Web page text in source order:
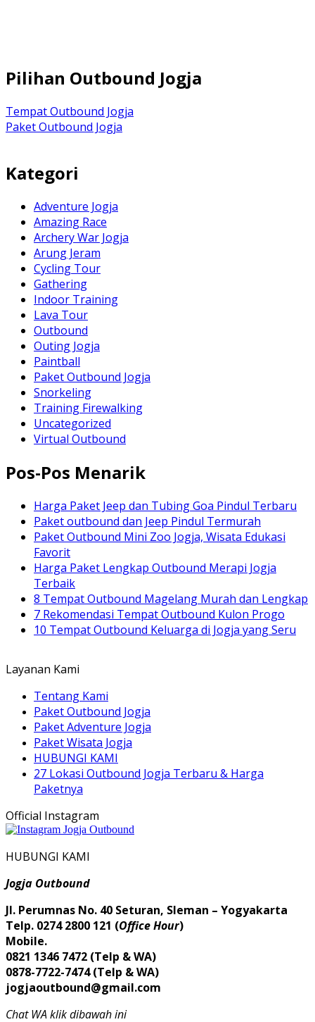
Pilihan Outbound Jogja
Tempat Outbound Jogja
Paket Outbound Jogja
Kategori
Adventure Jogja
Amazing Race
Archery War Jogja
Arung Jeram
Cycling Tour
Gathering
Indoor Training
Lava Tour
Outbound
Outing Jogja
Paintball
Paket Outbound Jogja
Snorkeling
Training Firewalking
Uncategorized
Virtual Outbound
Pos-Pos Menarik
Harga Paket Jeep dan Tubing Goa Pindul Terbaru
Paket outbound dan Jeep Pindul Termurah
Paket Outbound Mini Zoo Jogja, Wisata Edukasi
Favorit
Harga Paket Lengkap Outbound Merapi Jogja
Terbaik
8 Tempat Outbound Magelang Murah dan Lengkap
7 Rekomendasi Tempat Outbound Kulon Progo
10 Tempat Outbound Keluarga di Jogja yang Seru
Layanan Kami
Tentang Kami
Paket Outbound Jogja
Paket Adventure Jogja
Paket Wisata Jogja
HUBUNGI KAMI
27 Lokasi Outbound Jogja Terbaru & Harga
Paketnya
Official Instagram
HUBUNGI KAMI
Jogja Outbound
Jl. Perumnas No. 40 Seturan, Sleman – Yogyakarta
Telp. 0274 2800 121 (Office Hour)
Mobile.
0821 1346 7472 (Telp & WA)
0878-7722-7474 (Telp & WA)
jogjaoutbound@gmail.com
Chat WA klik dibawah ini